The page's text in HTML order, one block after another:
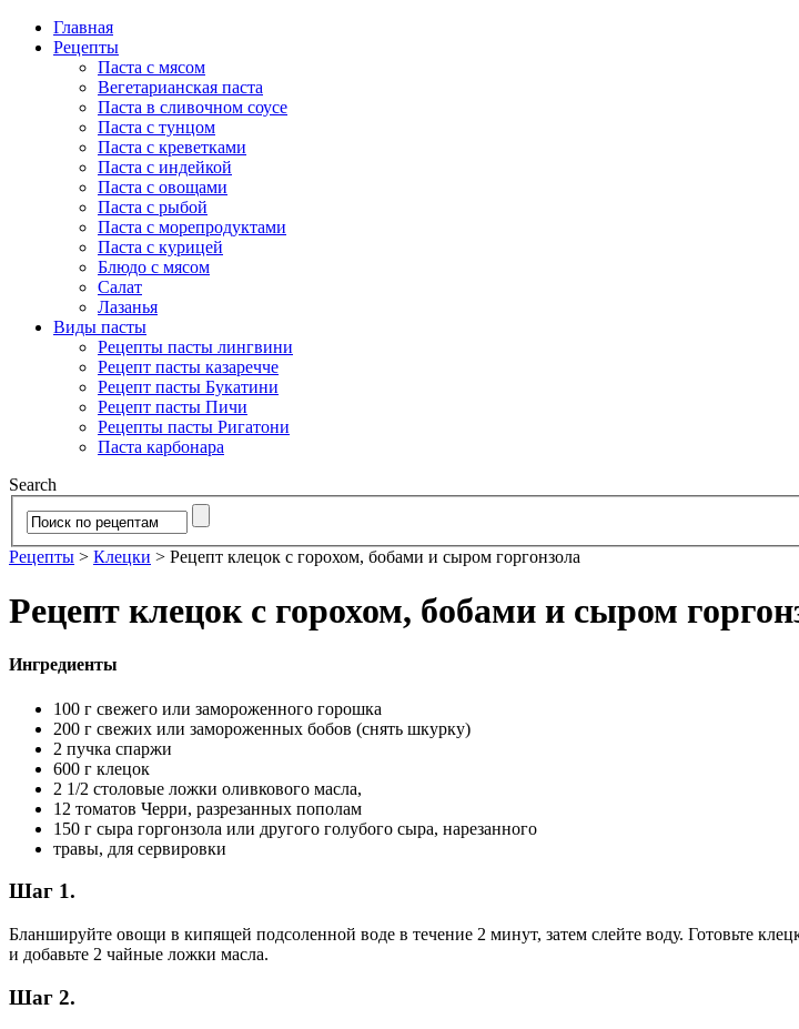
Главная
Рецепты
Паста с мясом
Вегетарианская паста
Паста в сливочном соусе
Паста с тунцом
Паста с креветками
Паста с индейкой
Паста с овощами
Паста с рыбой
Паста с морепродуктами
Паста с курицей
Блюдо с мясом
Салат
Лазанья
Виды пасты
Рецепты пасты лингвини
Рецепт пасты казаречче
Рецепт пасты Букатини
Рецепт пасты Пичи
Рецепты пасты Ригатони
Паста карбонара
Search
Рецепты > Клецки > Рецепт клецок с горохом, бобами и сыром горгонзола
Рецепт клецок с горохом, бобами и сыром
Ингредиенты
100 г свежего или замороженного горошка
200 г свежих или замороженных бобов (снять шкурку)
2 пучка спаржи
600 г клецок
2 1/2 столовые ложки оливкового масла,
12 томатов Черри, разрезанных пополам
150 г сыра горгонзола или другого голубого сыра, нарезанного
травы, для сервировки
Шаг 1.
Бланшируйте овощи в кипящей подсоленной воде в течение 2 минут, затем слейте воду. Готовьте
и добавьте 2 чайные ложки масла.
Шаг 2.